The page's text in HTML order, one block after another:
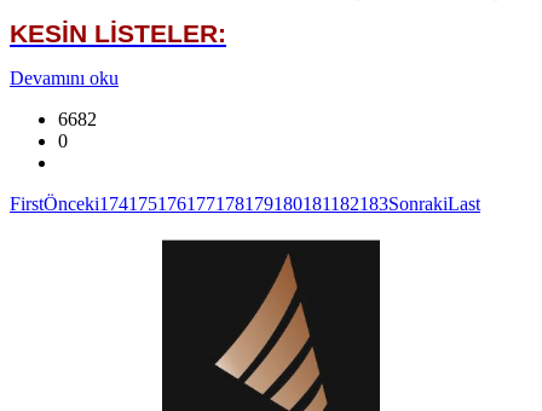
KESİN LİSTELER:
Devamını oku
6682
0
FirstÖnceki174175176177178179180181182183SonrakiLast